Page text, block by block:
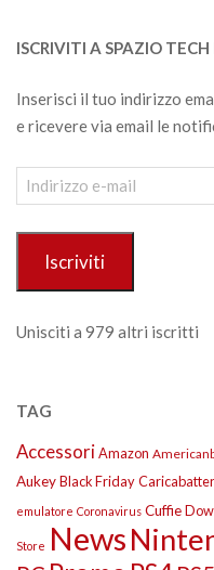
ISCRIVITI A SPAZIO
Inserisci il tuo indirizzo
e ricevere via email le
Indirizzo
e-
Iscriviti
Unisciti a 979 altri iscritti
TAG
AccessoriAmazon
AukeyBlack Friday
emulatore Coronavirus Cuffie
Store News